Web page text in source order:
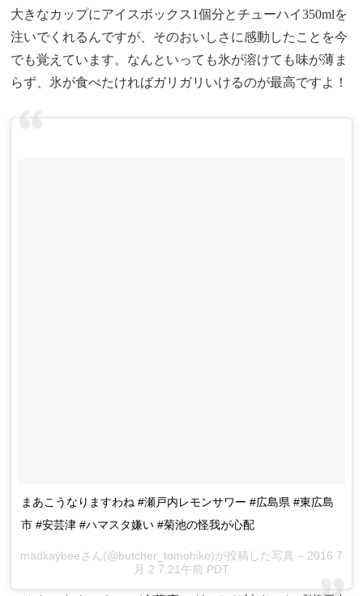
大きなカップにアイスボックス1個分とチューハイ350mlを
注いでくれるんですが、そのおいしさに感動したことを今
でも覚えています。なんといっても氷が溶けても味が薄ま
らず、氷が食べたければガリガリいけるのが最高ですよ！
まあこうなりますわね #瀬戸内レモンサワー #広島県 #東広島
市 #安芸津 #ハマスタ嫌い #菊池の怪我が心配
madkaybeeさん(@butcher_tomohiko)が投稿した写真 – 2016 7
月 2 7:21午前 PDT